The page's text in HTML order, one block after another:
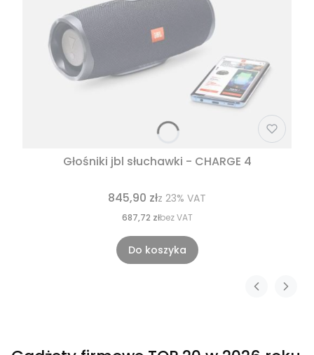
Głośniki jbl słuchawki - CHARGE 4
845,90 złz 23% VAT
687,72 złbez VAT
Do koszyka